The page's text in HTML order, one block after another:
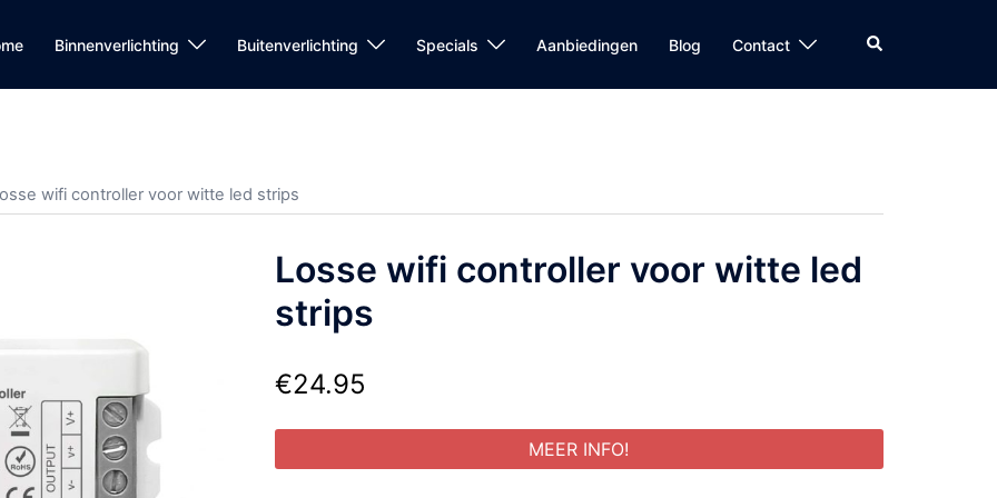
Binnenverlichting Buitenverlichting Specials Aanbiedingen Blog Contact Zoeken
wifi controller voor witte led strips
Losse wifi controller voor witte led
strips
€24.95
MEER INFO!